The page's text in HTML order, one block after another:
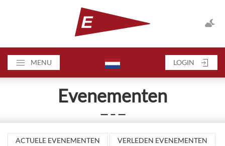
MENU LOGIN
Evenementen
— – —
ACTUELE EVENEMENTEN
VERLEDEN EVENEMENTEN